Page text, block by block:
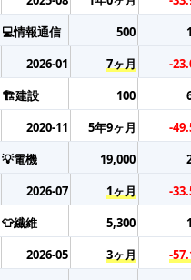
💻情報通信 500
2026-01 7ヶ月
-
🏗️建設 100
2020-11 5年9ヶ月
-
💡電機 19,000
2026-07 1ヶ月
-
👕繊維 5,300
2026-05 3ヶ月
-